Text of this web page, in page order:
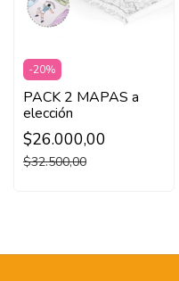
-20%
PACK 2 MAPAS a
elección
$26.000,00
$32.500,00